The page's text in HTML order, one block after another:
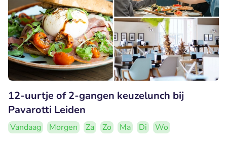
12-uurtje of 2-gangen keuzelunch bij
Pavarotti Leiden
Vandaag Morgen Za Zo Ma Di
Wo